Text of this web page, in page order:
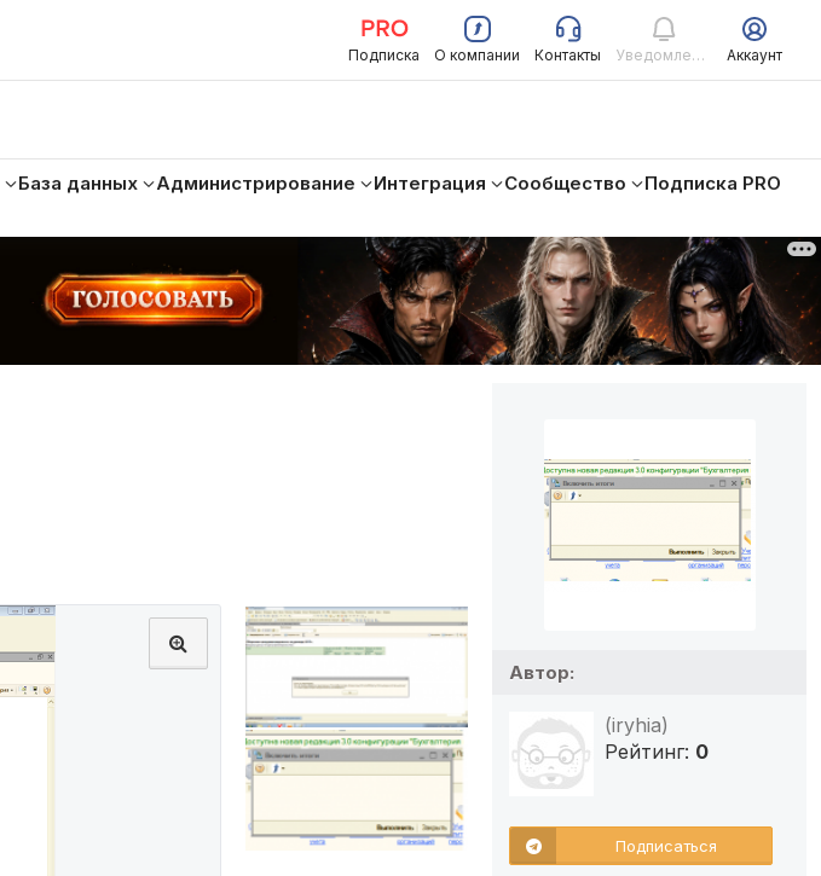
Подписка О компании Контакты Уведомления Аккаунт
База данных Администрирование Интеграция Сообщество
Подписка PRO
Автор:
(iryhia)
Рейтинг: 0
Подписаться